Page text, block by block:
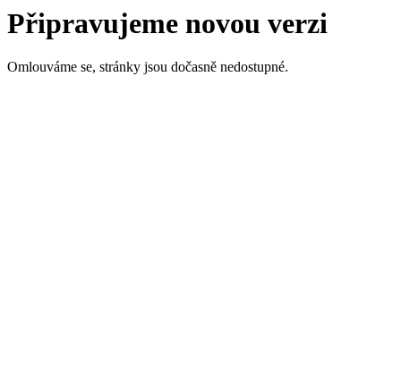
Připravujeme novou verzi
Omlouváme se, stránky jsou dočasně nedostupné.